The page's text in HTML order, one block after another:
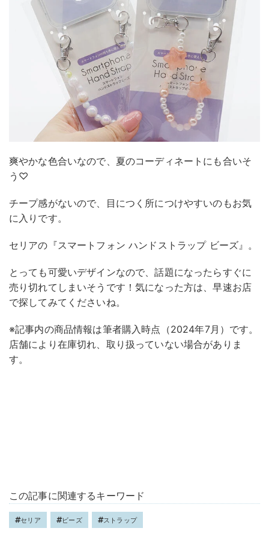
爽やかな色合いなので、夏のコーディネートにも合いそ
う♡
チープ感がないので、目につく所につけやすいのもお気
に入りです。
セリアの『スマートフォン ハンドストラップ ビーズ』。
とっても可愛いデザインなので、話題になったらすぐに
売り切れてしまいそうです！気になった方は、早速お店
で探してみてくださいね。
※記事内の商品情報は筆者購入時点（2024年7月）です。
店舗により在庫切れ、取り扱っていない場合がありま
す。
この記事に関連するキーワード
セリア ビーズ ストラップ